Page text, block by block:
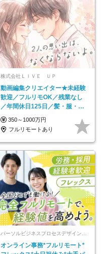
株式会社ＬＩＶＥ ＵＰ
動画編集クリエイター★未経験
歓迎／フルリモOK／残業なし
／年間休日125日／髪・服・ネ
イル自由／研修充実で安心
350～1000万円
フルリモートあり
オンライン事務*フルリモート*